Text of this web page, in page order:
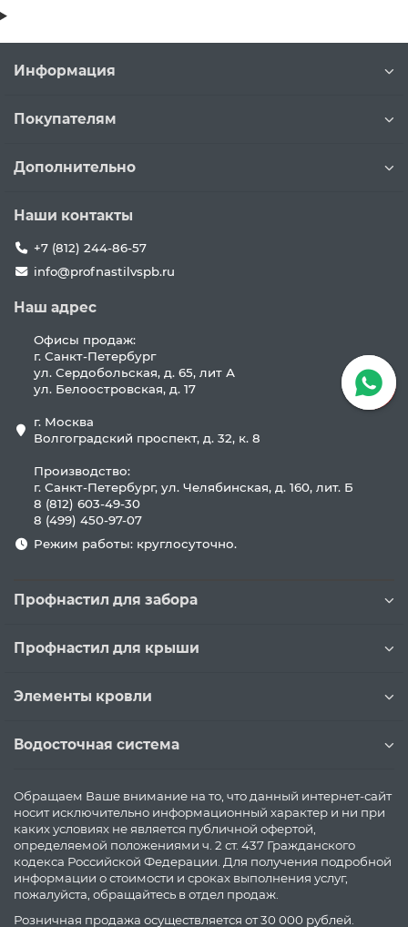
Информация
Покупателям
Дополнительно
Наши контакты
+7 (812) 244-86-57
info@profnastilvspb.ru
Наш адрес
Офисы продаж:
г. Санкт-Петербург
ул. Сердобольская, д. 65, лит А
ул. Белоостровская, д. 17
г. Москва
Волгоградский проспект, д. 32, к. 8
Производство:
г. Санкт-Петербург, ул. Челябинская, д. 160, лит. Б
8 (812) 603-49-30
8 (499) 450-97-07
Режим работы: круглосуточно.
Профнастил для забора
Профнастил для крыши
Элементы кровли
Водосточная система
Обращаем Ваше внимание на то, что данный интернет-сайт
носит исключительно информационный характер и ни при
каких условиях не является публичной офертой,
определяемой положениями ч. 2 ст. 437 Гражданского
кодекса Российской Федерации. Для получения подробной
информации о стоимости и сроках выполнения услуг,
пожалуйста, обращайтесь в отдел продаж.
Розничная продажа осуществляется от 30 000 рублей.